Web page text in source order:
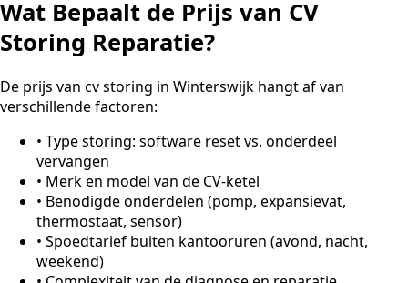
Wat Bepaalt de Prijs van CV
Storing Reparatie?
De prijs van cv storing in Winterswijk hangt af van
verschillende factoren:
• Type storing: software reset vs. onderdeel
vervangen
• Merk en model van de CV-ketel
• Benodigde onderdelen (pomp, expansievat,
thermostaat, sensor)
• Spoedtarief buiten kantooruren (avond, nacht,
weekend)